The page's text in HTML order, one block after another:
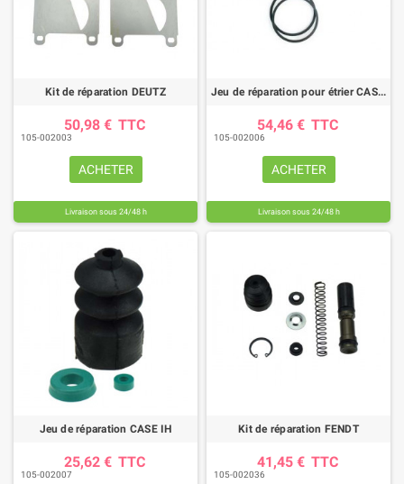
Kit de réparation DEUTZ
50,98 € TTC
105-002003
ACHETER
Livraison sous 24/48 h
Jeu de réparation pour étrier CASE IH
54,46 € TTC
105-002006
ACHETER
Livraison sous 24/48 h
Jeu de réparation CASE IH
25,62 € TTC
105-002007
Kit de réparation FENDT
41,45 € TTC
105-002036